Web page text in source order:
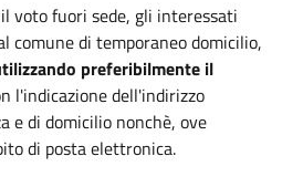
voto fuori sede, gli interessati
comune di temporaneo domicilio,
preferibilmente il
l'indicazione dell'indirizzo
e di domicilio nonchè, ove
di posta elettronica.